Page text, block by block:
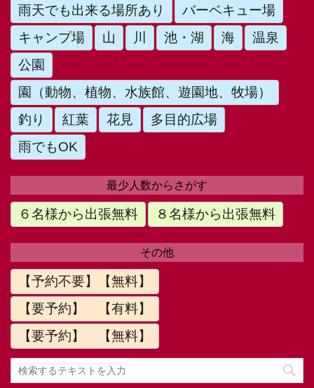
雨天でも出来る場所あり
バーベキュー場
キャンプ場
山 川 池・湖 海
温泉
公園
園（動物、植物、水族館、遊園地、牧場）
釣り
紅葉 花見
多目的広場
雨でもOK
最少人数からさがす
６名様から出張無料 ８名様から出張無料
その他
【予約不要】【無料】
【要予約】 【有料】
【要予約】 【無料】